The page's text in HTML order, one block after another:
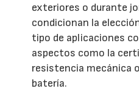
exteriores o durante
condicionan la
tipo de aplicaciones
aspectos como la
resistencia mecánica
batería.